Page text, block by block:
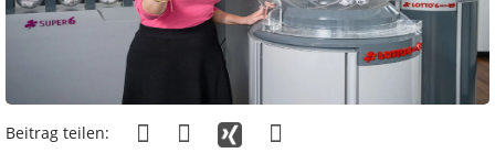
Beitrag teilen: